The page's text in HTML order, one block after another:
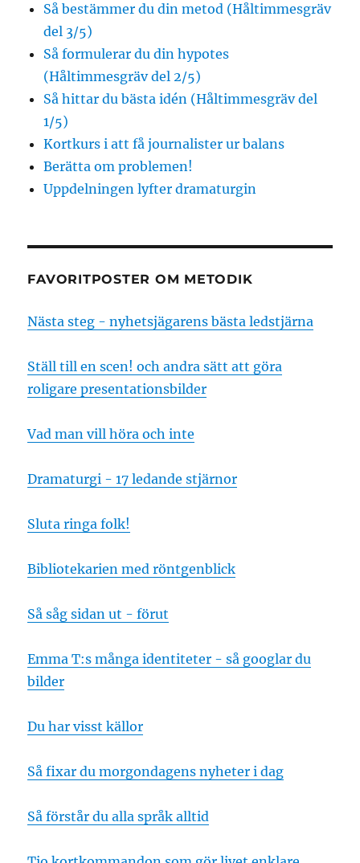
Så bestämmer du din metod (Håltimmesgräv
del 3/5)
Så formulerar du din hypotes
(Håltimmesgräv del 2/5)
Så hittar du bästa idén (Håltimmesgräv del
1/5)
Kortkurs i att få journalister ur balans
Berätta om problemen!
Uppdelningen lyfter dramaturgin
FAVORITPOSTER OM METODIK
Nästa steg - nyhetsjägarens bästa ledstjärna
Ställ till en scen! och andra sätt att göra
roligare presentationsbilder
Vad man vill höra och inte
Dramaturgi - 17 ledande stjärnor
Sluta ringa folk!
Bibliotekarien med röntgenblick
Så såg sidan ut - förut
Emma T:s många identiteter - så googlar du
bilder
Du har visst källor
Så fixar du morgondagens nyheter i dag
Så förstår du alla språk alltid